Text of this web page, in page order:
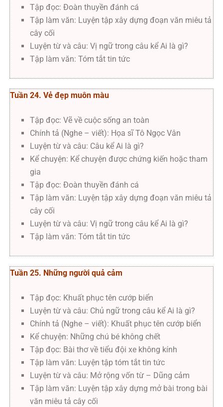
Tập đọc: Đoàn thuyền đánh cá
Tập làm văn: Luyện tập xây dựng đoạn văn miêu tả
cây cối
Luyện từ và câu: Vị ngữ trong câu kể Ai là gì?
Tập làm văn: Tóm tắt tin tức
Tuần 24. Vẻ đẹp muôn màu
Tập đọc: Vẽ về cuộc sống an toàn
Chính tả (Nghe – viết): Họa sĩ Tô Ngọc Vân
Luyện từ và câu: Câu kể Ai là gì?
Kể chuyện: Kể chuyện được chứng kiến hoặc tham
gia
Tập đọc: Đoàn thuyền đánh cá
Tập làm văn: Luyện tập xây dựng đoạn văn miêu tả
cây cối
Luyện từ và câu: Vị ngữ trong câu kể Ai là gì?
Tập làm văn: Tóm tắt tin tức
Tuần 25. Những người quả cảm
Tập đọc: Khuất phục tên cướp biển
Luyện từ và câu: Chủ ngữ trong câu kể Ai là gì?
Chính tả (Nghe – viết): Khuất phục tên cướp biển
Kể chuyện: Những chú bé không chết
Tập đọc: Bài thơ về tiểu đội xe không kính
Tập làm văn: Luyện tập tóm tắt tin tức
Luyện từ và câu: Mở rộng vốn từ – Dũng cảm
Tập làm văn: Luyện tập xây dựng mở bài trong bài
văn miêu tả cây cối